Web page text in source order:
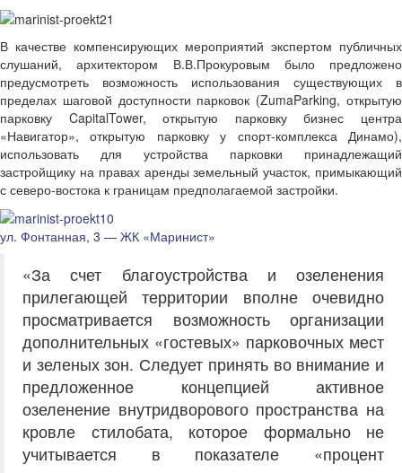
В качестве компенсирующих мероприятий экспертом публичных
слушаний, архитектором В.В.Прокуровым было предложено
предусмотреть возможность использования существующих в
пределах шаговой доступности парковок (ZumaParking, открытую
парковку CapitalTower, открытую парковку бизнес центра
«Навигатор», открытую парковку у спорт-комплекса Динамо),
использовать для устройства парковки принадлежащий
застройщику на правах аренды земельный участок, примыкающий
с северо-востока к границам предполагаемой застройки.
ул. Фонтанная, 3 — ЖК «Маринист»
«За счет благоустройства и озеленения
прилегающей территории вполне очевидно
просматривается возможность организации
дополнительных «гостевых» парковочных мест
и зеленых зон. Следует принять во внимание и
предложенное концепцией активное
озеленение внутридворового пространства на
кровле стилобата, которое формально не
учитывается в показателе «процент